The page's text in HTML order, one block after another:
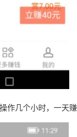
作几个小时，一天